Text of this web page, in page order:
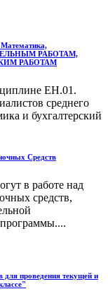
Математика,
РАБОТАМ,
РАБОТАМ
ЕН.01.
среднего
и бухгалтерский
Средств
в работе над
средств,
для проведения текущей и